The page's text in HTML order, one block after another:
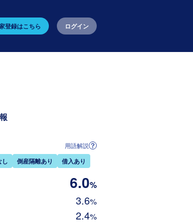
登録はこちら ログイン
用語解説
し 倒産隔離あり 借入あり
6.0%
3.6%
2.4%